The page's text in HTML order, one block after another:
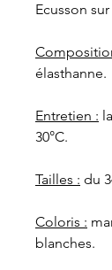
Ecusson
élasthanne.
Entretien :
30°C.
Tailles : du
Coloris :
blanches.